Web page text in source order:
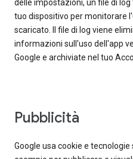
delle impostazioni, un file di
tuo dispositivo per monitorare
scaricato. Il file di log viene
informazioni sull'uso dell'app
Google e archiviate nel tuo
Pubblicità
Google usa cookie e tecnologie